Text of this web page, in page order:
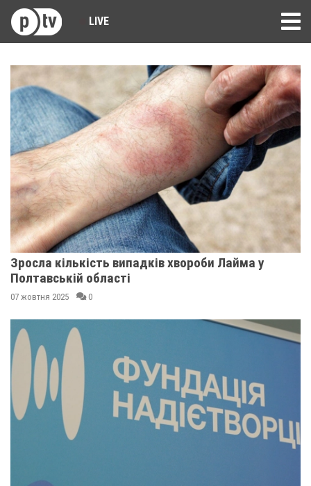
LIVE
Зросла кількість випадків хвороби Лайма у
Полтавській області
07 жовтня 2025 0